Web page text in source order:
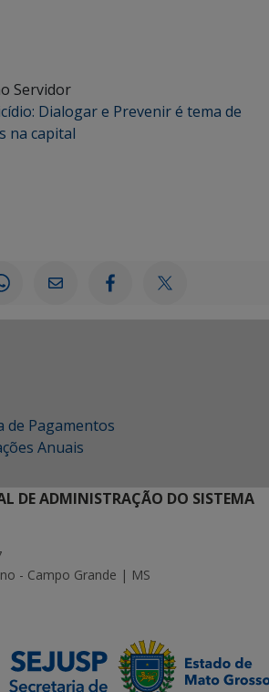
Servidor
Dialogar e Prevenir é tema de
na capital
de Pagamentos
Anuais
DE ADMINISTRAÇÃO DO SISTEMA
- Campo Grande | MS